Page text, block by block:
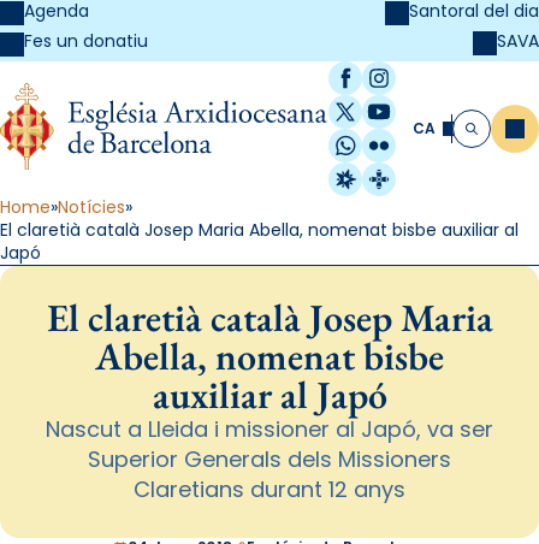
Agenda
Fes un donatiu
Santoral del dia
SAVA
Facebook
Instagram
X / Twitter
YouTube
WhatsApp
Flickr
Radio Estel
Catalunya
CA Cerca
Home Notícies
El claretià català Josep Maria Abella, nomenat bisbe auxiliar al
Japó
El claretià català Josep Maria
Abella, nomenat bisbe
auxiliar al Japó
Nascut a Lleida i missioner al Japó, va ser
Superior Generals dels Missioners
Claretians durant 12 anys